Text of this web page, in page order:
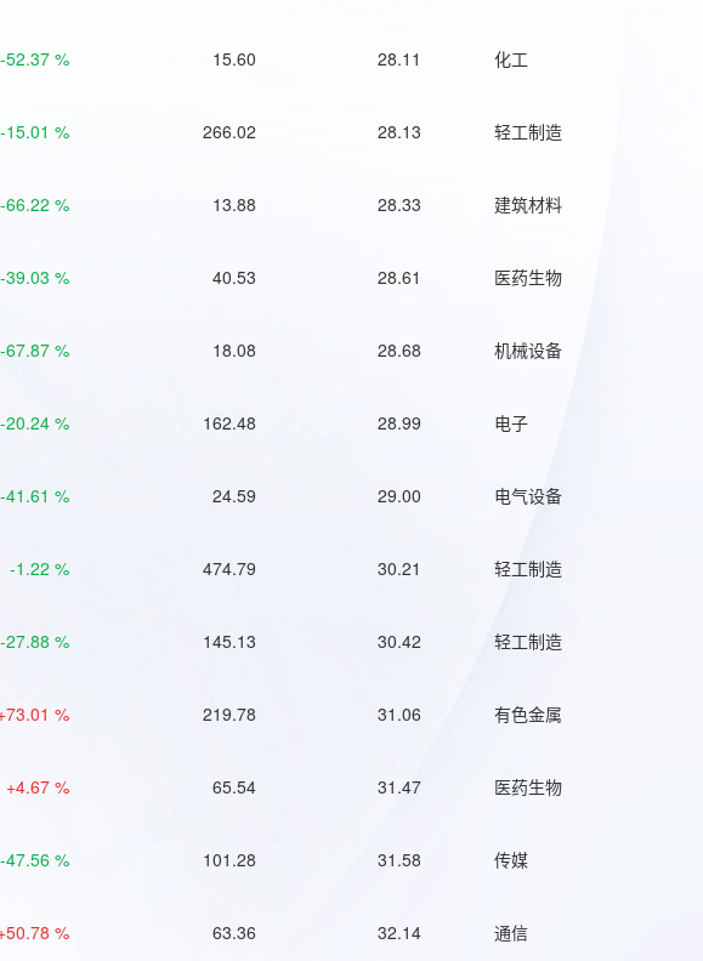
-52.37 % 15.60 28.11 化工
-15.01 % 266.02 28.13 轻工制造
-66.22 % 13.88 28.33 建筑材料
-39.03 % 40.53 28.61 医药生物
-67.87 % 18.08 28.68 机械设备
-20.24 % 162.48 28.99 电子
-41.61 % 24.59 29.00 电气设备
-1.22 % 474.79 30.21 轻工制造
-27.88 % 145.13 30.42 轻工制造
% 219.78 31.06 有色金属
+4.67 % 65.54 31.47 医药生物
-47.56 % 101.28 31.58 传媒
% 63.36 32.14 通信